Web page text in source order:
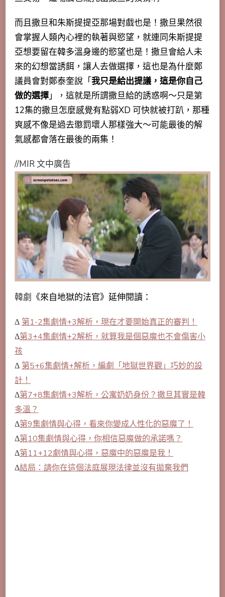
而且撒旦和朱斯提提亞那場對戲也是！撒旦果然很
會掌握人類內心裡的執著與慾望，就連同朱斯提提
亞想要留在韓多溫身邊的慾望也是！ 撒旦會給人未
來的幻想當誘餌，讓人去做選擇 ，這也是為什麼鄭
議員會對鄭泰奎說「我只是給出提議，這是你自己
做的選擇」，這就是所謂撒旦給的誘惑啊～只是第
12集的撒旦怎麼感覺有點弱XD 可快就被打趴，那種
爽感不像是過去懲罰壞人那樣強大～可能最後的解
氣感都會落在最後的兩集！
//MIR 文中廣告
韓劇 《來自地獄的法官》延伸閱讀：
Δ 第1-2集劇情+3解析，現在才要開始真正的審判！
Δ第3+4集劇情+2解析，就算我是個惡魔也不會傷害小
孩
Δ 第5+6集劇情+解析，編劇「地獄世界觀」巧妙的設
計！
Δ第7+8集劇情+3解析，公寓奶奶身份？撒旦其實是韓
多溫？
Δ第9集劇情與心得，看來你變成人性化的惡魔了！
Δ第10集劇情與心得，你相信惡魔做的承諾嗎？
Δ第11+12劇情與心得，惡魔中的惡魔是我！
Δ結局：請你在這個法庭展現法律並沒有拋棄我們